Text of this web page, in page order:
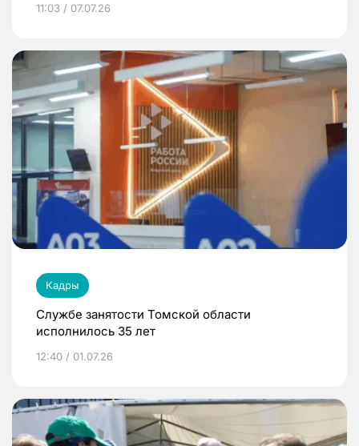
11:03 / 07.07.26
Кадры
Службе занятости Томской области
исполнилось 35 лет
12:40 / 01.07.26